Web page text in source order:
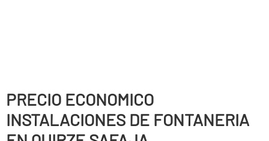
PRECIO ECONOMICO
INSTALACIONES DE FONTANERIA